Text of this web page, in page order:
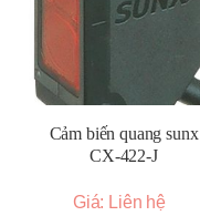
Cảm biến quang sunx
CX-422-J
Giá: Liên hệ